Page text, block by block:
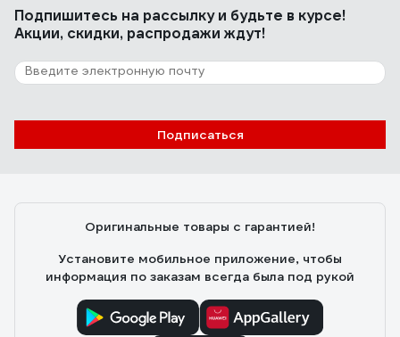
Подпишитесь на рассылкуи будьте в курсе!
Акции, скидки, распродажи ждут!
Подписаться
Оригинальные товары с гарантией!
Установите мобильное приложение, чтобы
информация по заказам всегда была под рукой